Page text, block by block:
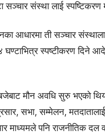
संस्था लाई स्पष्टिकरण
आधारमा ती सञ्चार
घण्टाभित्र स्पष्टीकरण दिने
बजेबाट मौन अवधि सुरु भएको
सभा, सम्मेलन,
माध्यमले पनि राजनीतिक दल